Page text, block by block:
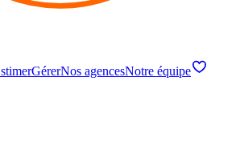
GérerNos agencesNotre équipe